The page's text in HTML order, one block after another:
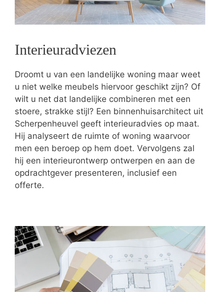
Interieuradviezen
Droomt u van een landelijke woning maar weet
u niet welke meubels hiervoor geschikt zijn? Of
wilt u net dat landelijke combineren met een
stoere, strakke stijl? Een binnenhuisarchitect uit
Scherpenheuvel geeft interieuradvies op maat.
Hij analyseert de ruimte of woning waarvoor
men een beroep op hem doet. Vervolgens zal
hij een interieurontwerp ontwerpen en aan de
opdrachtgever presenteren, inclusief een
offerte.